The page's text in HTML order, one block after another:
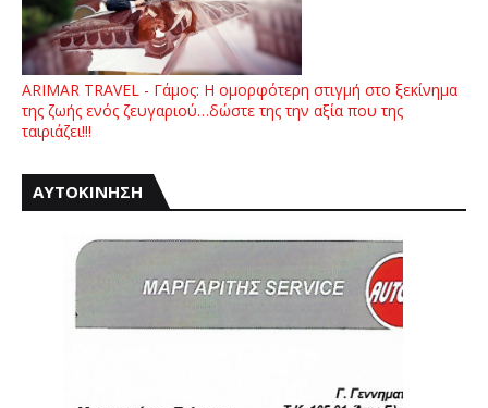
ARIMAR TRAVEL - Γάμος: Η ομορφότερη στιγμή στο ξεκίνημα
της ζωής ενός ζευγαριού…δώστε της την αξία που της
ταιριάζει!!!
ΑΥΤΟΚΙΝΗΣΗ